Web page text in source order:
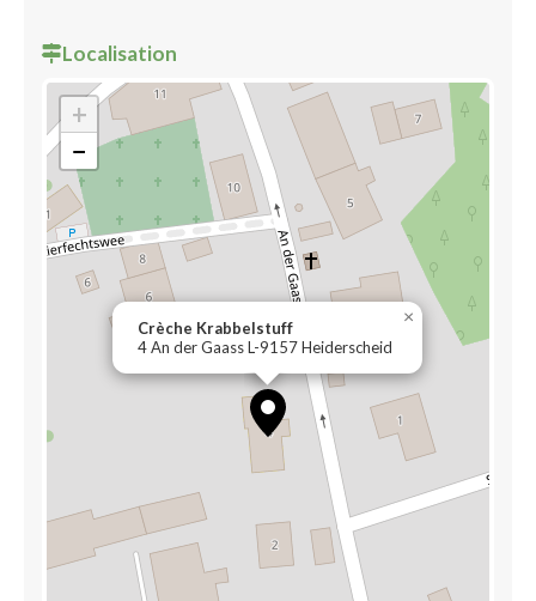
Localisation
Crèche Krabbelstuff
4 An der Gaass L-9157 Heiderscheid
×
+
−